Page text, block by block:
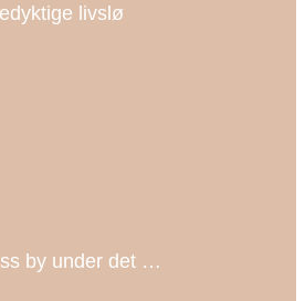
livslø
by under det …